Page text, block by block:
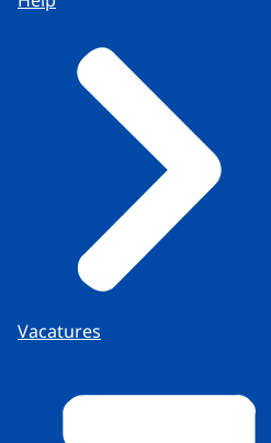
Vacatures